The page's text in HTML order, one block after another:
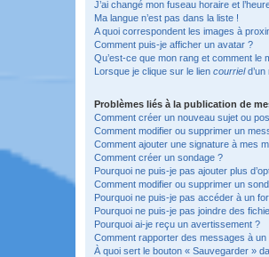
J’ai changé mon fuseau horaire et
Ma langue n’est pas dans la liste !
A quoi correspondent les images à
Comment puis-je afficher un avatar ?
Qu’est-ce que mon rang et comment le
Lorsque je clique sur le lien courrield’un
Problèmes liés à la publication de
Comment créer un nouveau sujet ou
Comment modifier ou supprimer un
Comment ajouter une signature à mes
Comment créer un sondage ?
Pourquoi ne puis-je pas ajouter plus
Comment modifier ou supprimer un
Pourquoi ne puis-je pas accéder à un
Pourquoi ne puis-je pas joindre des
Pourquoi ai-je reçu un avertissement ?
Comment rapporter des messages à un
À quoi sert le bouton « Sauvegarder »